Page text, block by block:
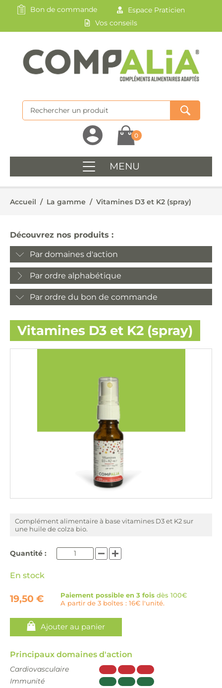
Bon de commande
Espace Praticien
Vos conseils
0
MENU
Accueil / La gamme / Vitamines D3 et K2 (spray)
Découvrez nos produits :
Par domaines d'action
Par ordre alphabétique
Par ordre du bon de commande
Vitamines D3 et K2 (spray)
Complément alimentaire à base vitamines D3 et K2 sur
une huile de colza bio.
Quantité :
En stock
19,50 € Paiement possible en 3 fois dès 100€
A partir de 3 boîtes : 16€ l'unité.
Ajouter au panier
Principaux domaines d'action
Cardiovasculaire
Immunité